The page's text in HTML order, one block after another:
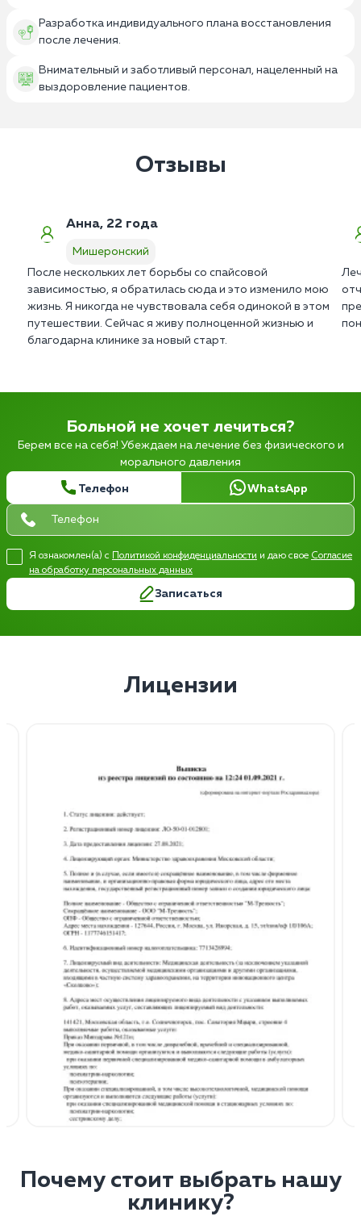
Разработка индивидуального плана восстановления
после лечения.
Внимательный и заботливый персонал, нацеленный на
выздоровление пациентов.
Отзывы
Анна, 22 года
Мишеронский
После нескольких лет борьбы со спайсовой
зависимостью, я обратилась сюда и это изменило мою
жизнь. Я никогда не чувствовала себя одинокой в этом
путешествии. Сейчас я живу полноценной жизнью и
благодарна клинике за новый старт.
Больной не хочет лечиться?
Берем все на себя! Убеждаем на лечение без физического и
морального давления
Телефон WhatsApp
Я ознакомлен(а) с Политикой конфиденциальности и даю свое Согласие
на обработку персональных данных
Записаться
Лицензии
Почему стоит выбрать нашу
клинику?